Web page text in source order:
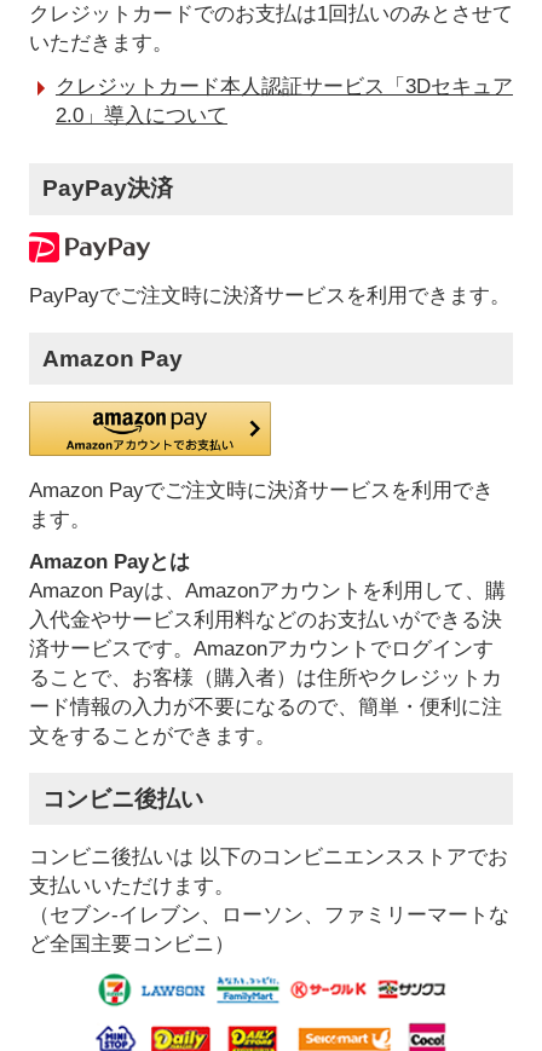
クレジットカードでのお支払は1回払いのみとさせて
いただきます。
クレジットカード本人認証サービス「3Dセキュア
2.0」導入について
PayPay決済
PayPayでご注文時に決済サービスを利用できます。
Amazon Pay
Amazon Payでご注文時に決済サービスを利用でき
ます。
Amazon Payとは
Amazon Payは、Amazonアカウントを利用して、購
入代金やサービス利用料などのお支払いができる決
済サービスです。Amazonアカウントでログインす
ることで、お客様（購入者）は住所やクレジットカ
ード情報の入力が不要になるので、簡単・便利に注
文をすることができます。
コンビニ後払い
コンビニ後払いは 以下のコンビニエンスストアでお
支払いいただけます。
（セブン-イレブン、ローソン、ファミリーマートな
ど全国主要コンビニ）